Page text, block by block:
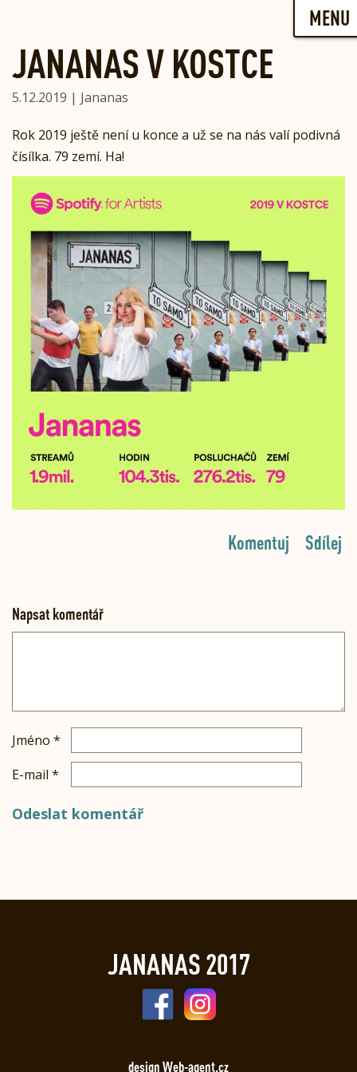
MENU
JANANAS V KOSTCE
5.12.2019 | Jananas
Rok 2019 ještě není u konce a už se na nás valí podivná
čísílka. 79 zemí. Ha!
Sdílej
Komentuj
Napsat komentář
Jméno *
E-mail *
JANANAS 2017
design Web-agent.cz